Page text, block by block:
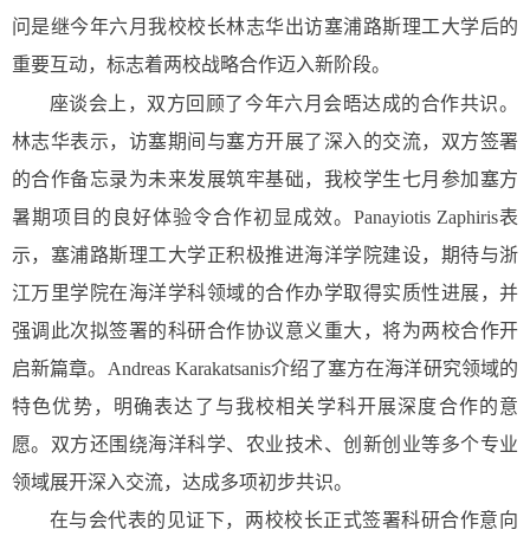
问 是继今年六月我校校长林志华出访塞浦路斯理工大学后的
重要互动，标志着两校战略合作迈入新阶段。
座谈会上，双方回顾了今年六月会晤达成的合作共识。
林志华表示，访塞期间与塞方开展了深入的交流，双方签署
的合作备忘录为未来发展筑牢基础，我校学生七月 参加 塞方
暑期项目 的良好体验令合作初显成效。 Panayiotis Zaphiris表
示，塞浦路斯理工大学正积极推进海洋学院建设，期待与浙
江万里学院在海洋学科领域的合作办学取得实质性进展，并
强调此次拟签署的科研合作协议意义重大 ，将为两校合作开
启新篇章。 Andreas Karakatsanis介绍了塞方在海洋研究领域的
特色优势， 明确表达了 与我校相关学科开展深度合作的意
愿。双方还围绕海洋科学、农业技术、创新创业等多个专业
领域展开深入交流，达成多项初步共识。
在与会代表的见证下， 两校校长正式签署科研合作意向